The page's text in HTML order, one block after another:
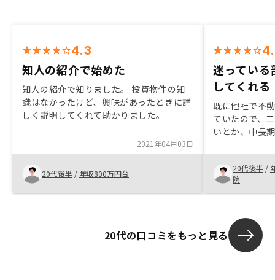
4.3
知人の紹介で始めた
知人の紹介で知りました。 投資物件の知
識はなかったけど、興味があったときに詳
しく説明してくれて助かりました。
2021年04月03日
20代後半 / 年収800万円台
迷っている
してくれる
既に他社で不
ていたので、
いとか、中長
す。並行して
談をしていた
ました。また
プリで運用が
願いする決め
20代後半 /
院
20代の口コミをもっと見る